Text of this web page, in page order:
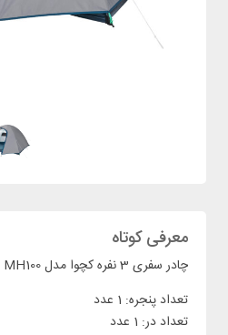
معرفی کوتاه
چادر سفری 3 نفره کچوا مدل QUECHUA MH100
تعداد پنجره: 1 عدد
تعداد در: 1 عدد